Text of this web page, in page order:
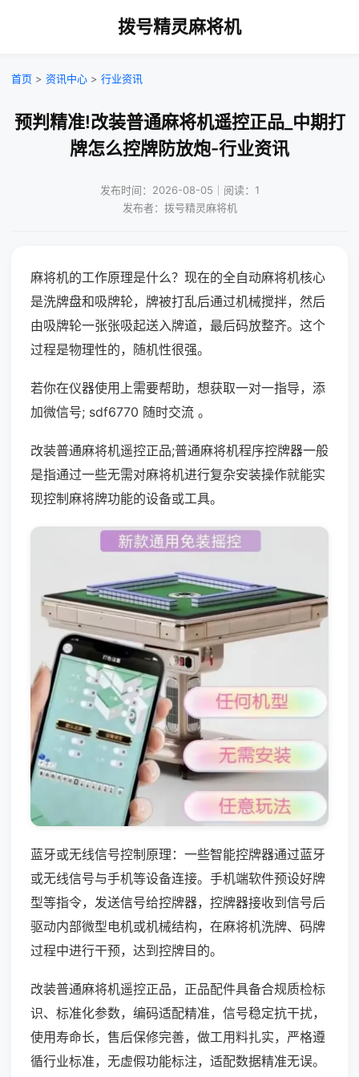
拨号精灵麻将机
首页 > 资讯中心 > 行业资讯
预判精准!改装普通麻将机遥控正品_中期打
牌怎么控牌防放炮-行业资讯
发布时间：2026-08-05｜阅读：1
发布者：拨号精灵麻将机
麻将机的工作原理是什么？现在的全自动麻将机核心
是洗牌盘和吸牌轮，牌被打乱后通过机械搅拌，然后
由吸牌轮一张张吸起送入牌道，最后码放整齐。这个
过程是物理性的，随机性很强。
若你在仪器使用上需要帮助，想获取一对一指导，添
加微信号; sdf6770 随时交流 。
改装普通麻将机遥控正品;普通麻将机程序控牌器一般
是指通过一些无需对麻将机进行复杂安装操作就能实
现控制麻将牌功能的设备或工具。
蓝牙或无线信号控制原理：一些智能控牌器通过蓝牙
或无线信号与手机等设备连接。手机端软件预设好牌
型等指令，发送信号给控牌器，控牌器接收到信号后
驱动内部微型电机或机械结构，在麻将机洗牌、码牌
过程中进行干预，达到控牌目的。
改装普通麻将机遥控正品，正品配件具备合规质检标
识、标准化参数，编码适配精准，信号稳定抗干扰，
使用寿命长，售后保修完善，做工用料扎实，严格遵
循行业标准，无虚假功能标注，适配数据精准无误。